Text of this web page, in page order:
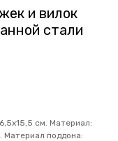
и вилок
стали
см. Материал:
Материал поддона: